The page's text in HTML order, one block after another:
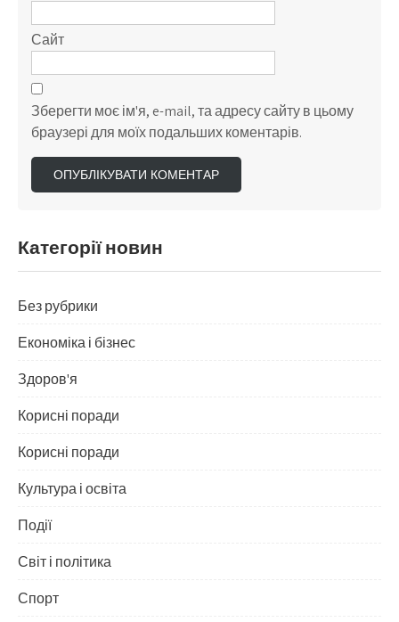
Сайт
Зберегти моє ім'я, e-mail, та адресу сайту в цьому
браузері для моїх подальших коментарів.
Категорії новин
Без рубрики
Економіка і бізнес
Здоров'я
Корисні поради
Корисні поради
Культура і освіта
Події
Світ і політика
Спорт